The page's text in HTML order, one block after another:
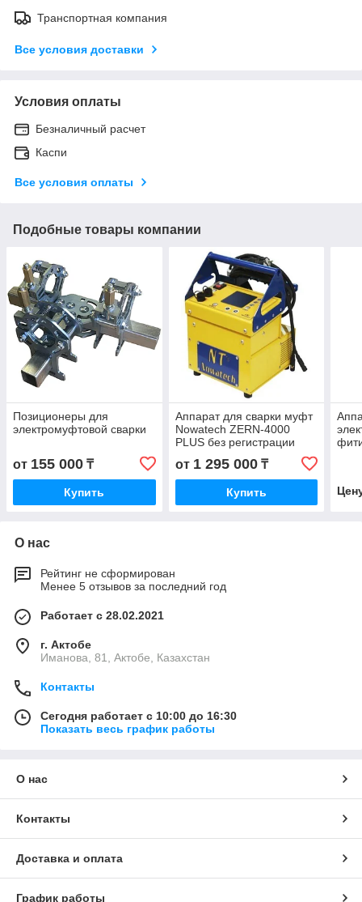
Транспортная компания
Все условия доставки
Условия оплаты
Безналичный расчет
Каспи
Все условия оплаты
Подобные товары компании
Позиционеры для
электромуфтовой сварки
от 155 000 ₸
Купить
Аппарат для сварки муфт
Nowatech ZERN-4000
PLUS без регистрации
от 1 295 000₸
Купить
О нас
Рейтинг не сформирован
Менее 5 отзывов за последний год
Работает с 28.02.2021
г. Актобе
Иманова, 81, Актобе, Казахстан
Контакты
Сегодня работает с 10:00 до 16:30
Показать весь график работы
О нас
Контакты
Доставка и оплата
График работы